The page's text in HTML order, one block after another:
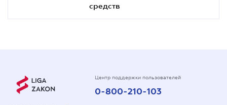
средств
Центр поддержки пользователей
0-800-210-103